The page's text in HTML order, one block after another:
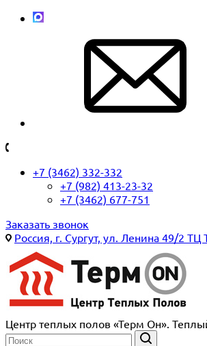
+7 (3462) 332-332
+7 (982) 413-23-32
+7 (3462) 677-751
Заказать звонок
Россия, г. Сургут, ул. Ленина 49/2
Центр теплых полов «Терм Он».